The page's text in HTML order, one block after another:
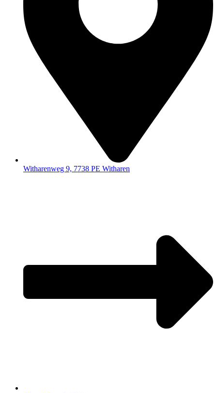
Witharenweg 9, 7738 PE Witharen